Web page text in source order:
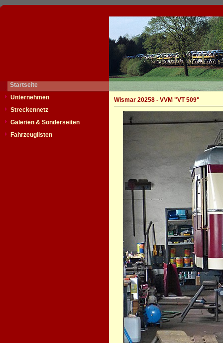
Startseite
Unternehmen
Streckennetz
Galerien & Sonderseiten
Fahrzeuglisten
Wismar 20258 - VVM "VT 509"